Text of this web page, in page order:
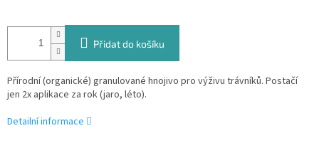
Přidat do košíku
Přírodní (organické) granulované hnojivo pro výživu trávníků. Postačí
jen 2x aplikace za rok (jaro, léto).
Detailní informace